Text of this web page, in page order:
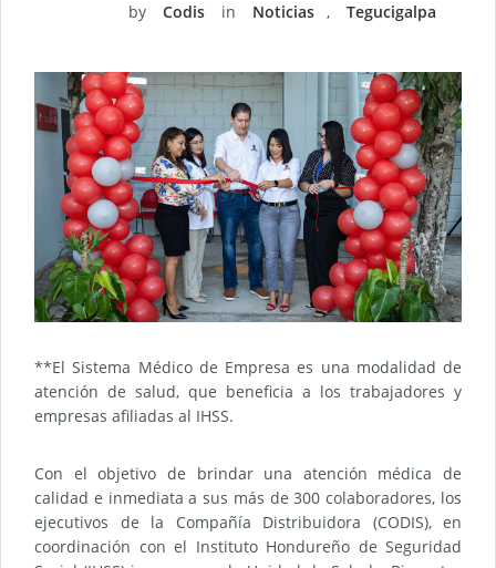
by Codis in Noticias , Tegucigalpa
**El Sistema Médico de Empresa es una modalidad de
atención de salud, que beneficia a los trabajadores y
empresas afiliadas al IHSS.
Con el objetivo de brindar una atención médica de
calidad e inmediata a sus más de 300 colaboradores, los
ejecutivos de la Compañía Distribuidora (CODIS), en
coordinación con el Instituto Hondureño de Seguridad